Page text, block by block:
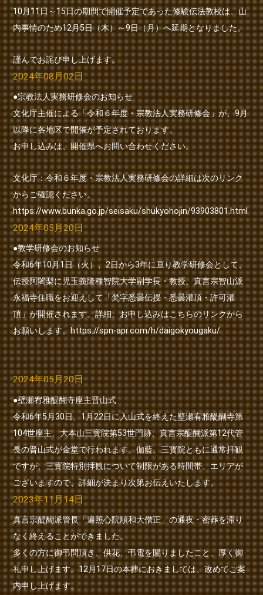
10月11日～15日の期間で開催予定であった修験伝法教校は、山
内事情のため12月5日（木）～9日（月）へ延期となりました。
謹んでお詫び申し上げます。
2024年08月02日
●宗教法人実務研修会のお知らせ
文化庁主催による「令和６年度・宗教法人実務研修会」が、9月
以降に各地区で開催が予定されております。
お申し込みは、開催県へお問い合わせください。
文化庁：令和６年度・宗教法人実務研修会の詳細は次のリンク
からご確認ください。
https://www.bunka.go.jp/seisaku/shukyohojin/93903801.html
2024年05月20日
●教学研修会のお知らせ
令和6年10月1日（火）、2日から3年に亘り教学研修会として、
伝授阿闍梨に児玉義隆種智院大学副学長・教授、真言宗智山派
永福寺住職をお迎えして「梵字悉曇伝授・悉曇灌頂・許可灌
頂」が開催されます。詳細、お申し込みはこちらのリンクから
お願いします。https://spn-apr.com/h/daigokyougaku/
2024年05月20日
●壁瀬宥雅醍醐寺座主晋山式
令和6年5月30日、1月22日に入山式を終えた壁瀬宥雅醍醐寺第
104世座主、大本山三寳院第53世門跡、真言宗醍醐派第12代管
長の晋山式が金堂で行われます。伽藍、三寳院ともに通常拝観
ですが、三寳院特別拝観について制限がある時間帯、エリアが
ございますので、詳細が決まり次第お伝えいたします。
2023年11月14日
真言宗醍醐派管長「遍照心院順和大僧正」の通夜・密葬を滞り
なく終えることができました。
多くの方に御弔問頂き、供花、弔電を賜りましたこと、厚く御
礼申し上げます。12月17日の本葬におきましては、改めてご案
内申し上げます。